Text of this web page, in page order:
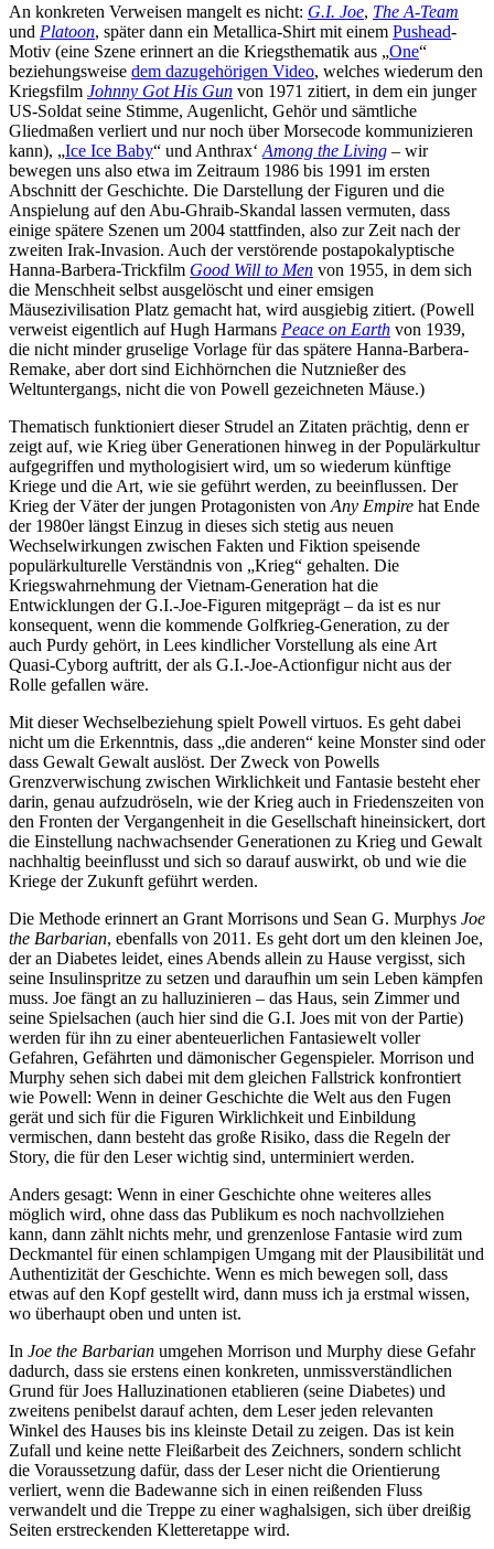
An konkreten Verweisen mangelt es nicht: G.I. Joe, The A-Team
und Platoon, später dann ein Metallica-Shirt mit einem Pushead-
Motiv (eine Szene erinnert an die Kriegsthematik aus „One“
beziehungsweise dem dazugehörigen Video, welches wiederum den
Kriegsfilm Johnny Got His Gun von 1971 zitiert, in dem ein junger
US-Soldat seine Stimme, Augenlicht, Gehör und sämtliche
Gliedmaßen verliert und nur noch über Morsecode kommunizieren
kann), „Ice Ice Baby“ und Anthrax‘ Among the Living – wir
bewegen uns also etwa im Zeitraum 1986 bis 1991 im ersten
Abschnitt der Geschichte. Die Darstellung der Figuren und die
Anspielung auf den Abu-Ghraib-Skandal lassen vermuten, dass
einige spätere Szenen um 2004 stattfinden, also zur Zeit nach der
zweiten Irak-Invasion. Auch der verstörende postapokalyptische
Hanna-Barbera-Trickfilm Good Will to Men von 1955, in dem sich
die Menschheit selbst ausgelöscht und einer emsigen
Mäusezivilisation Platz gemacht hat, wird ausgiebig zitiert. (Powell
verweist eigentlich auf Hugh Harmans Peace on Earth von 1939,
die nicht minder gruselige Vorlage für das spätere Hanna-Barbera-
Remake, aber dort sind Eichhörnchen die Nutznießer des
Weltuntergangs, nicht die von Powell gezeichneten Mäuse.)
Thematisch funktioniert dieser Strudel an Zitaten prächtig, denn er
zeigt auf, wie Krieg über Generationen hinweg in der Populärkultur
aufgegriffen und mythologisiert wird, um so wiederum künftige
Kriege und die Art, wie sie geführt werden, zu beeinflussen. Der
Krieg der Väter der jungen Protagonisten von Any Empire hat Ende
der 1980er längst Einzug in dieses sich stetig aus neuen
Wechselwirkungen zwischen Fakten und Fiktion speisende
populärkulturelle Verständnis von „Krieg“ gehalten. Die
Kriegswahrnehmung der Vietnam-Generation hat die
Entwicklungen der G.I.-Joe-Figuren mitgeprägt – da ist es nur
konsequent, wenn die kommende Golfkrieg-Generation, zu der
auch Purdy gehört, in Lees kindlicher Vorstellung als eine Art
Quasi-Cyborg auftritt, der als G.I.-Joe-Actionfigur nicht aus der
Rolle gefallen wäre.
Mit dieser Wechselbeziehung spielt Powell virtuos. Es geht dabei
nicht um die Erkenntnis, dass „die anderen“ keine Monster sind oder
dass Gewalt Gewalt auslöst. Der Zweck von Powells
Grenzverwischung zwischen Wirklichkeit und Fantasie besteht eher
darin, genau aufzudröseln, wie der Krieg auch in Friedenszeiten von
den Fronten der Vergangenheit in die Gesellschaft hineinsickert, dort
die Einstellung nachwachsender Generationen zu Krieg und Gewalt
nachhaltig beeinflusst und sich so darauf auswirkt, ob und wie die
Kriege der Zukunft geführt werden.
Die Methode erinnert an Grant Morrisons und Sean G. Murphys Joe
the Barbarian, ebenfalls von 2011. Es geht dort um den kleinen Joe,
der an Diabetes leidet, eines Abends allein zu Hause vergisst, sich
seine Insulinspritze zu setzen und daraufhin um sein Leben kämpfen
muss. Joe fängt an zu halluzinieren – das Haus, sein Zimmer und
seine Spielsachen (auch hier sind die G.I. Joes mit von der Partie)
werden für ihn zu einer abenteuerlichen Fantasiewelt voller
Gefahren, Gefährten und dämonischer Gegenspieler. Morrison und
Murphy sehen sich dabei mit dem gleichen Fallstrick konfrontiert
wie Powell: Wenn in deiner Geschichte die Welt aus den Fugen
gerät und sich für die Figuren Wirklichkeit und Einbildung
vermischen, dann besteht das große Risiko, dass die Regeln der
Story, die für den Leser wichtig sind, unterminiert werden.
Anders gesagt: Wenn in einer Geschichte ohne weiteres alles
möglich wird, ohne dass das Publikum es noch nachvollziehen
kann, dann zählt nichts mehr, und grenzenlose Fantasie wird zum
Deckmantel für einen schlampigen Umgang mit der Plausibilität und
Authentizität der Geschichte. Wenn es mich bewegen soll, dass
etwas auf den Kopf gestellt wird, dann muss ich ja erstmal wissen,
wo überhaupt oben und unten ist.
In Joe the Barbarian umgehen Morrison und Murphy diese Gefahr
dadurch, dass sie erstens einen konkreten, unmissverständlichen
Grund für Joes Halluzinationen etablieren (seine Diabetes) und
zweitens penibelst darauf achten, dem Leser jeden relevanten
Winkel des Hauses bis ins kleinste Detail zu zeigen. Das ist kein
Zufall und keine nette Fleißarbeit des Zeichners, sondern schlicht
die Voraussetzung dafür, dass der Leser nicht die Orientierung
verliert, wenn die Badewanne sich in einen reißenden Fluss
verwandelt und die Treppe zu einer waghalsigen, sich über dreißig
Seiten erstreckenden Kletteretappe wird.